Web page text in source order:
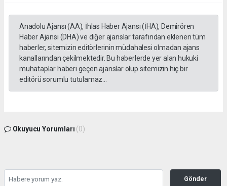
Anadolu Ajansı (AA), İhlas Haber Ajansı (İHA), Demirören
Haber Ajansı (DHA) ve diğer ajanslar tarafından eklenen tüm
haberler, sitemizin editörlerinin müdahalesi olmadan ajans
kanallarından çekilmektedir. Bu haberlerde yer alan hukuki
muhataplar haberi geçen ajanslar olup sitemizin hiç bir
editörü sorumlu tutulamaz...
Okuyucu Yorumları (0)
Gönder